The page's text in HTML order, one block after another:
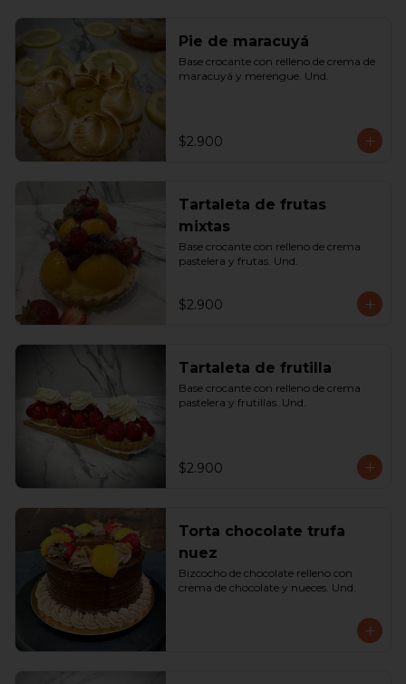
Pie de maracuyá
Base crocante con relleno de crema de
maracuyá y merengue. Und.
$2.900
Tartaleta de frutas
mixtas
Base crocante con relleno de crema
pastelera y frutas. Und.
$2.900
Tartaleta de frutilla
Base crocante con relleno de crema
pastelera y frutillas. Und.
$2.900
Torta chocolate trufa
nuez
Bizcocho de chocolate relleno con
crema de chocolate y nueces. Und.